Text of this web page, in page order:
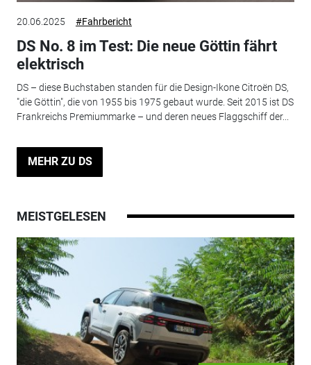
20.06.2025 #Fahrbericht
DS No. 8 im Test: Die neue Göttin fährt
elektrisch
DS – diese Buchstaben standen für die Design-Ikone Citroën DS,
"die Göttin", die von 1955 bis 1975 gebaut wurde. Seit 2015 ist DS
Frankreichs Premiummarke – und deren neues Flaggschiff der...
MEHR ZU DS
MEISTGELESEN